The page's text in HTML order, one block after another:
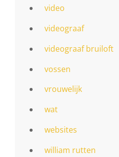
video
videograaf
videograaf bruiloft
vossen
vrouwelijk
wat
websites
william rutten